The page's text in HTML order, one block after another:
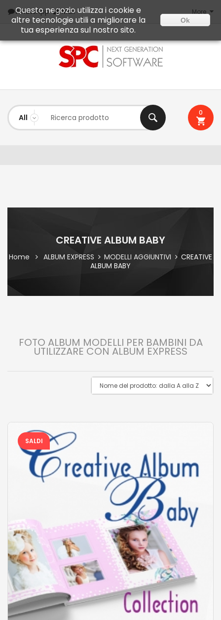
WhatsApp Mail More
0
CREATIVE ALBUM BABY
Home ALBUM EXPRESS MODELLI AGGIUNTIVI
CREATIVE
ALBUM BABY
FOTO ALBUM MODELLI PER BAMBINI DA
UTILIZZARE CON ALBUM EXPRESS
SALDI
Questo negozio utilizza i cookie e
altre tecnologie utili a migliorare la
tua esperienza sul nostro sito.
Ok